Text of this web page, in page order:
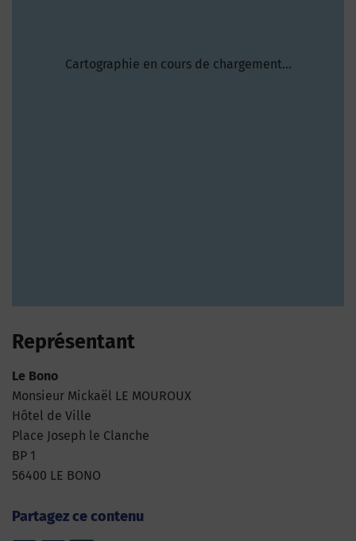
Cartographie en cours de chargement...
Représentant
Le Bono
Monsieur Mickaël LE MOUROUX
Hôtel de Ville
Place Joseph le Clanche
BP 1
56400 LE BONO
Partagez ce contenu